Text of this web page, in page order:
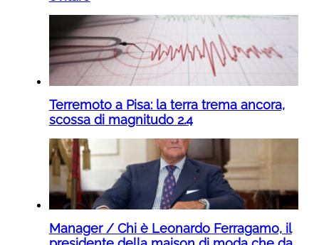
Terremoto a Pisa: la terra trema ancora,
scossa di magnitudo 2.4
Manager / Chi è Leonardo Ferragamo, il